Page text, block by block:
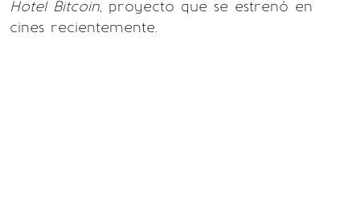
Hotel Bitcoin, proyecto que se estrenó en
cines recientemente.